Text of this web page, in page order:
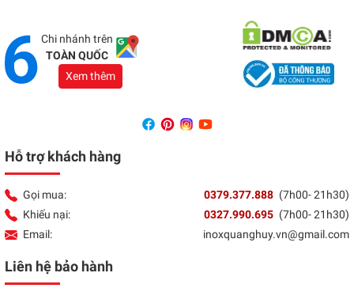
Chi nhánh trên
TOÀN QUỐC
Xem thêm
Hỗ trợ khách hàng
Gọi mua: 0379.377.888 (7h00- 21h30)
Khiếu nại:
0327.990.695 (7h00- 21h30)
Email:
inoxquanghuy.vn@gmail.com
Liên hệ bảo hành